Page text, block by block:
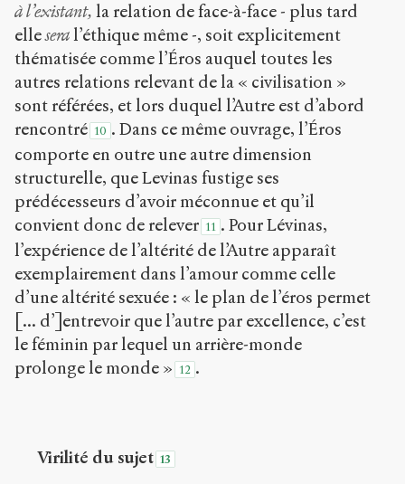
à l’existant, la relation de face-à-face - plus tard
elleseral’éthique même -, soit explicitement
thématisée comme l’Éros auquel toutes les
autres relations relevant de la « civilisation »
sont référées, et lors duquel l’Autre est d’abord
rencontré 10 . Dans ce même ouvrage, l’Éros
comporte en outre une autre dimension
structurelle, que Levinas fustige ses
prédécesseurs d’avoir méconnue et qu’il
convient donc de relever 11 . Pour Lévinas,
l’expérience de l’altérité de l’Autre apparaît
exemplairement dans l’amour comme celle
d’une altérité sexuée : « le plan de l’éros permet
[... d’]entrevoir que l’autre par excellence, c’est
le féminin par lequel un arrière-monde
prolonge le monde » 12 .
Virilité du sujet 13